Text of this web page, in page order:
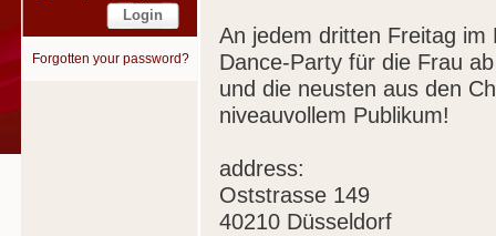
Forgotten your password?
An jedem dritten Freitag
Dance-Party für die Frau
und die neusten aus den
niveauvollem Publikum!
address:
Oststrasse 149
40210 Düsseldorf